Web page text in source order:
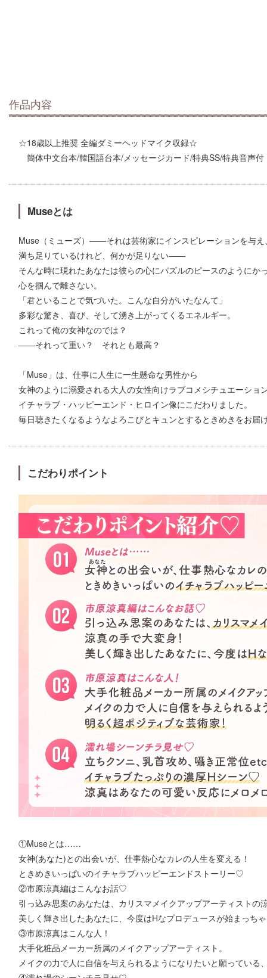
作品内容
☆18歳以上推奨 全編ダミーヘッドマイク収録☆
簡体中文台本/韓国語台本/メッセージカード/特典SS/特典音声付
Museとは
Muse（ミューズ）――それは芸術家にインスピレーションを与
満ち足りているけれど、何かが足りない――
そんな時に現れたあなたは彼らの心にパズルのピースのようにか
心を掴んで離さない。
「君といることで気づいた。こんな自分がいたなんて」
多彩な驚き、喜び、そして湧き上がってくるエネルギー。
これって俺の女神なのでは？
――それって重い？ それとも最高？
「Muse」は、仕事に人生に一生懸命な男性から
女神のように溺愛される大人の女性向けラブコメシチュエーショ
イチャラブ・ハッピーエンド・ヒロイン像にこだわりました。
毎日聴きたくなるようなよろこびとキュンとするときめきをお届
こだわりポイント
①Museとは……
女神(あなた)との出会いが、仕事熱心なカレの人生を変える！
ときめきいっぱいのイチャラブハッピーエンドストーリー♡
②市原涼真編はこんなお話♡
引っ込み思案のあなたは、カリスマメイクアップアーティストの
美しく輝き出したあなたに、今度はHなプロデュースが始まっち
③市原涼真はこんな人！
大手化粧品メーカー所属のメイクアップアーティスト。
メイクの力で人に自信を与えられるようになりたいと願っている